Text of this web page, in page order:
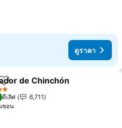
ดูราคา
เพิ่มในรายการโปรด
de Chinchón
ดีเลิศ
6,711
ชอน